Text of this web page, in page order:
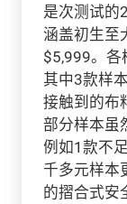
是次测试的
涵盖初生至
$5,999。各
其中3款样
接触到的布
部分样本虽
例如1款不
千多元样本
的摺合式安